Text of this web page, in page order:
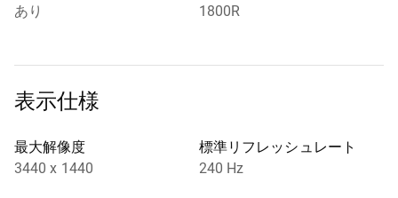
あり
1800R
表示仕様
最大解像度
3440 x 1440
標準リフレッシュレート
240 Hz